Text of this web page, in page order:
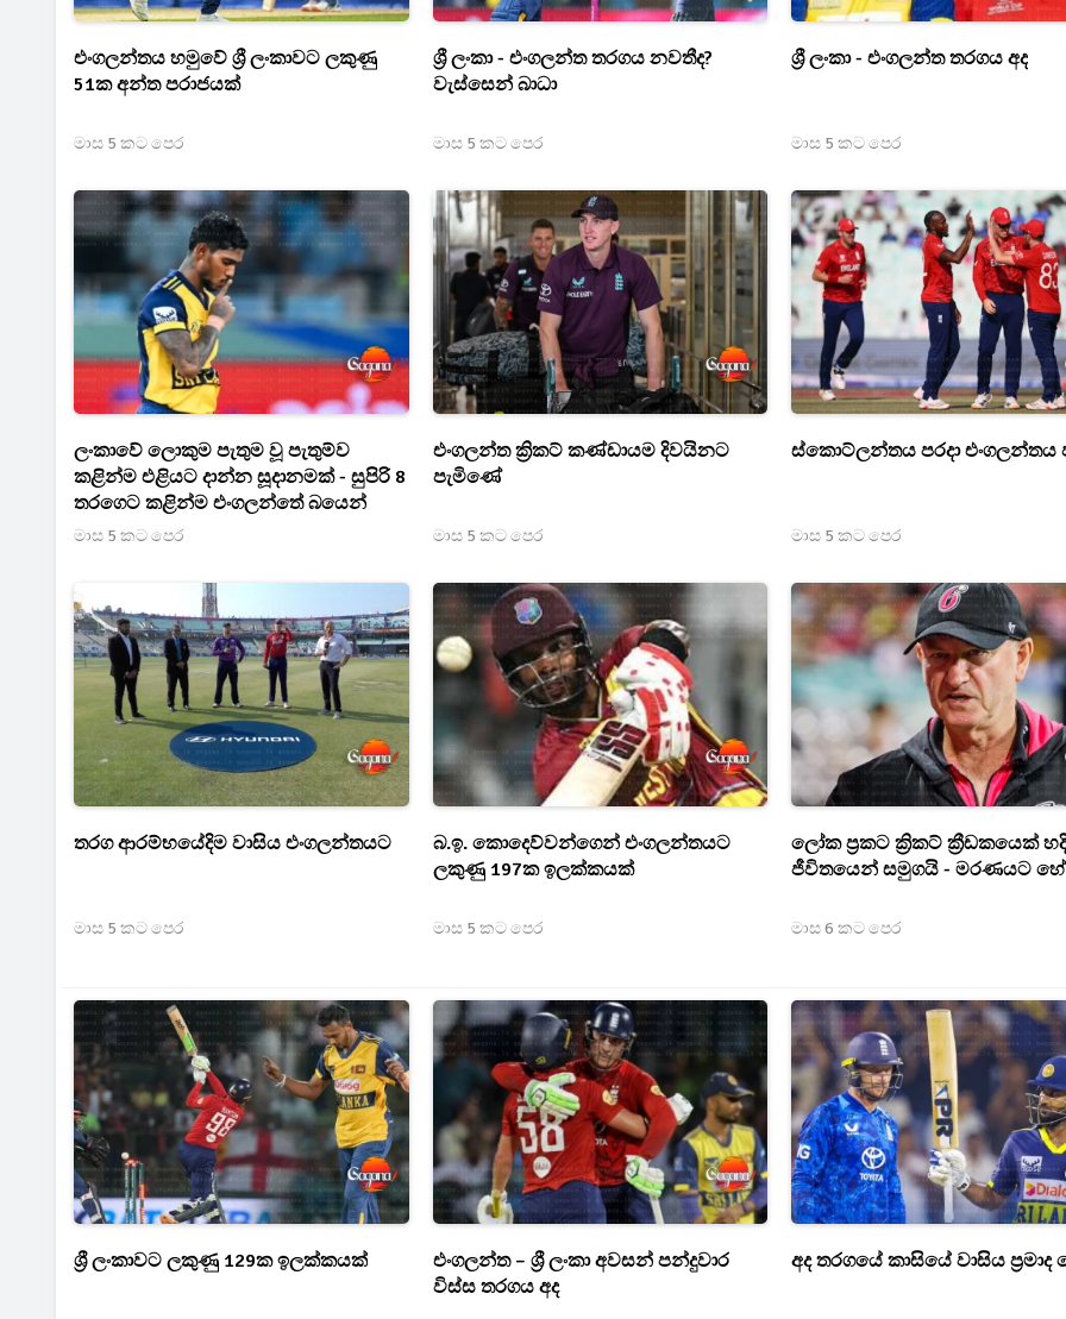
එංගලන්තය හමුවේ ශ්‍රී ලංකාවට ලකුණු
51ක අන්ත පරාජයක්
මාස 5 කට පෙර
ශ්‍රී ලංකා - එංගලන්ත තරගය නවතීද?
වැස්සෙන් බාධා
මාස 5 කට පෙර
ශ්‍රී ලංකා - එංගලන්ත තරගය අද
මාස 5 කට පෙර
ලංකාවේ ලොකුම පැතුම වූ පැතුම්ව
කළින්ම එළියට දාන්න සූදානමක් - සුපිරි 8
තරගෙට කළින්ම එංගලන්තේ බයෙන්
මාස 5 කට පෙර
එංගලන්ත ක්‍රිකට් කණ්ඩායම දිවයිනට
පැමිණේ
මාස 5 කට පෙර
ස්කොට්ලන්තය පරදා එංගලන්තය
මාස 5 කට පෙර
තරග ආරම්භයේදිම වාසිය එංගලන්තයට
මාස 5 කට පෙර
බ.ඉ. කොදෙව්වන්ගෙන් එංගලන්තයට
ලකුණු 197ක ඉලක්කයක්
මාස 5 කට පෙර
ලෝක ප්‍රකට ක්‍රිකට් ක්‍රීඩක‍යෙක්
ජීවිතයෙන් සමුගයි - මරණයට
මාස 6 කට පෙර
ශ්‍රී ලංකාවට ලකුණු 129ක ඉලක්කයක්
එංගලන්ත – ශ්‍රී ලංකා අවසන් පන්දුවාර
විස්ස තරගය අද
අද තරගයේ කාසියේ වාසිය ප්‍රමාද